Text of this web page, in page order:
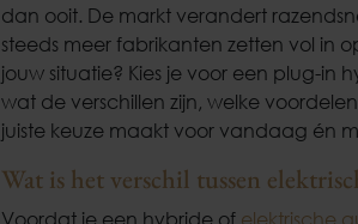
dan ooit. De markt verandert
steeds meer fabrikanten zetten vol in
jouw situatie? Kies je voor een plug-in
wat de verschillen zijn, welke
juiste keuze maakt voor vandaag én
Wat is het verschil tussen
Voordat je een hybride of elektrische